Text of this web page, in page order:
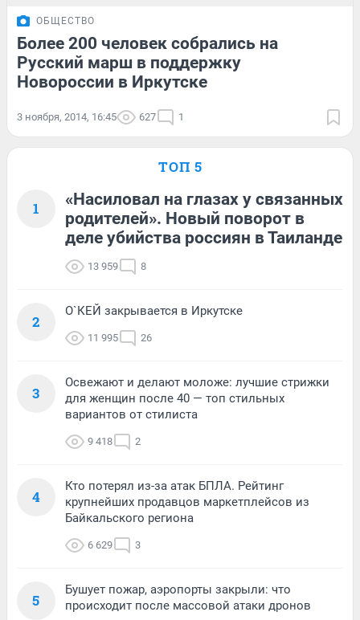
ОБЩЕСТВО
Более 200 человек собрались на
Русский марш в поддержку
Новороссии в Иркутске
3 ноября, 2014, 16:45 627 1
ТОП 5
1
«Насиловал на глазах у связанных
родителей». Новый поворот в
деле убийства россиян в Таиланде
13 959 8
2
О`КЕЙ закрывается в Иркутске
11 995 26
3
Освежают и делают моложе: лучшие стрижки
для женщин после 40 — топ стильных
вариантов от стилиста
9 418 2
4
Кто потерял из-за атак БПЛА. Рейтинг
крупнейших продавцов маркетплейсов из
Байкальского региона
6 629 3
5
Бушует пожар, аэропорты закрыли: что
происходит после массовой атаки дронов